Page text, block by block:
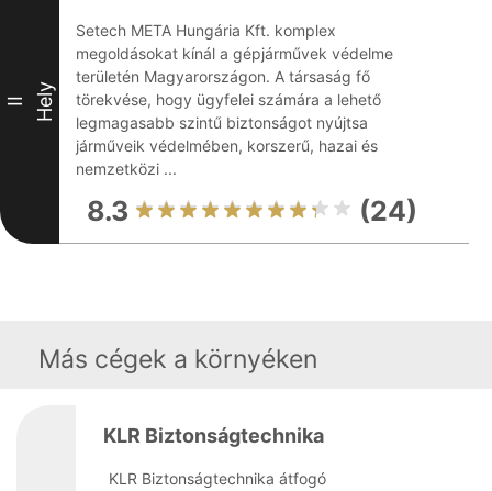
II Hely
Setech META Hungária Kft. komplex
megoldásokat kínál a gépjárművek védelme
területén Magyarországon. A társaság fő
törekvése, hogy ügyfelei számára a lehető
legmagasabb szintű biztonságot nyújtsa
járműveik védelmében, korszerű, hazai és
nemzetközi ...
8.3 (24)
Más cégek a környéken
KLR Biztonságtechnika
KLR Biztonságtechnika átfogó